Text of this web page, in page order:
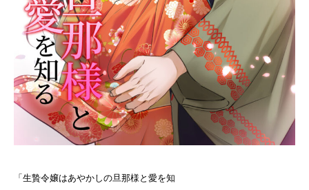
「生贄令嬢はあやかしの旦那様と愛を知